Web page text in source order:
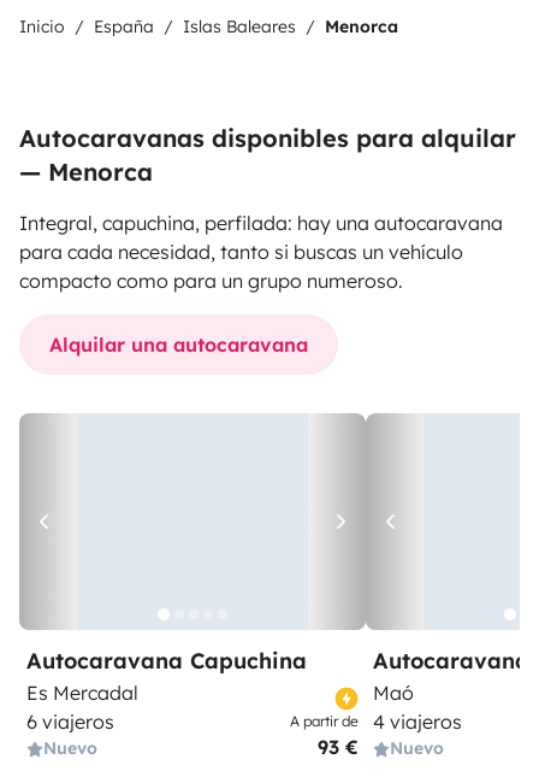
Inicio España Islas Baleares Menorca
Autocaravanas disponibles para alquilar
— Menorca
Integral, capuchina, perfilada: hay una autocaravana
para cada necesidad, tanto si buscas un vehículo
compacto como para un grupo numeroso.
Alquilar una autocaravana
Autocaravana Capuchina
Es Mercadal
6 viajeros
Nuevo
A partir de
93 €
Autocaravana
Maó
4 viajeros
Nuevo